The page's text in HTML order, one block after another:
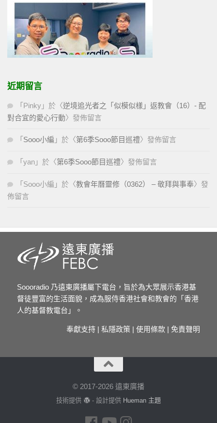
近期留言
「 Pinky 」於〈逆境追光者之「似模似樣」返教會（16）- 配
對合宜的愛心行動〉發佈留言
「 Sooo小編 」於〈第6季Sooo節目巡禮〉發佈留言
「 yan 」於〈第6季Sooo節目巡禮〉發佈留言
「 Sooo小編 」於〈教會年曆靈修（0362） – 敬拜與事奉〉發
佈留言
Soooradio 乃遠東廣播屬下電台，旨於為大眾展示香港基
督徒豐富的生活面貌，成為服侍香港社會和教會的「香港
人的基督教電台」。
奉獻支持 | 私隱政策 | 使用條款 | 免責聲明
© 2017-2026 遠東廣播
技術提供 - 設計提供 Hueman 主題